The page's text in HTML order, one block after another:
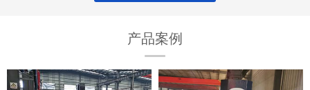
产品案例